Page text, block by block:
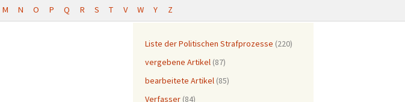
M N O P Q R S T V W Y Z
Liste der Politischen Strafprozesse (220)
vergebene Artikel (87)
bearbeitete Artikel (85)
Verfasser (84)